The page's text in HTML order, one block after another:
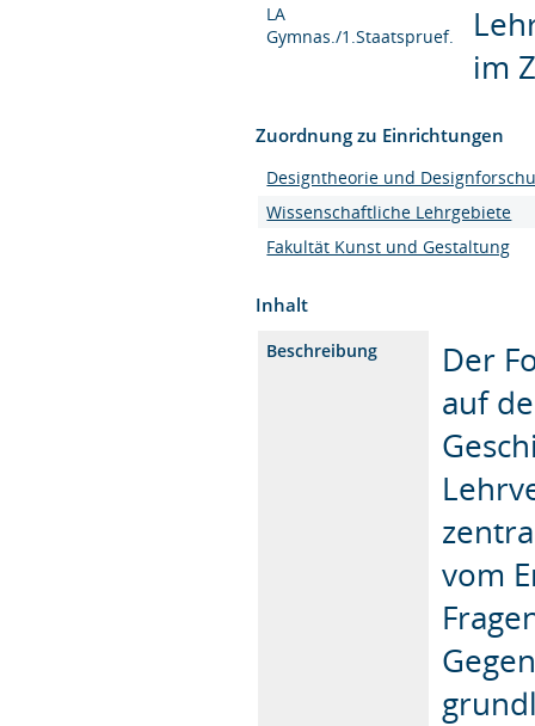
LA
Gymnas./1.Staatspruef.
im
Zuordnung zu Einrichtungen
Designtheorie und
Wissenschaftliche Lehrgebiete
Fakultät Kunst und Gestaltung
Inhalt
Beschreibung
Der
auf
vom